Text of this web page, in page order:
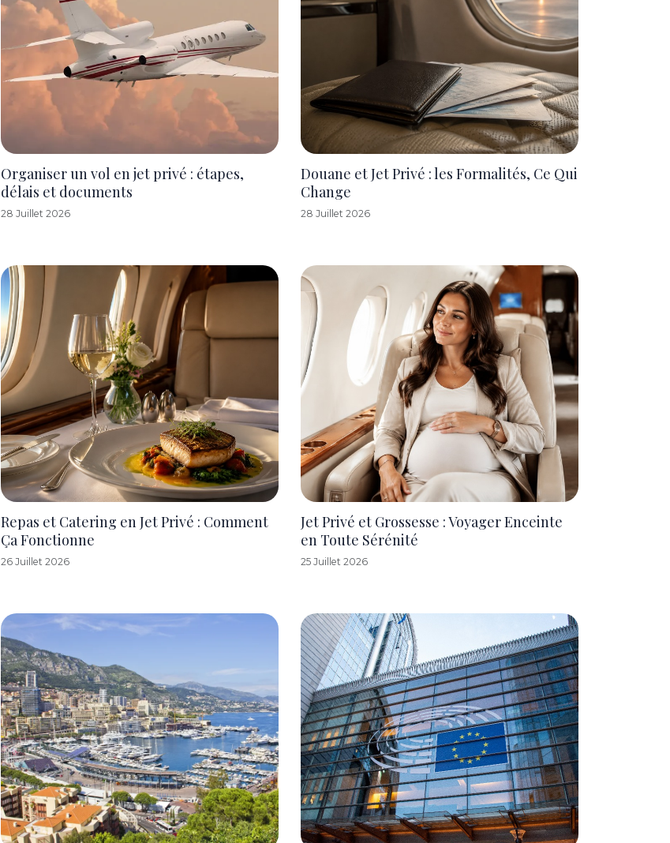
Organiser un vol en jet privé : étapes,
délais et documents
28 Juillet 2026
Douane et Jet Privé : les Formalités, Ce Qui
Change
28 Juillet 2026
Repas et Catering en Jet Privé : Comment
Ça Fonctionne
26 Juillet 2026
Jet Privé et Grossesse : Voyager Enceinte
en Toute Sérénité
25 Juillet 2026